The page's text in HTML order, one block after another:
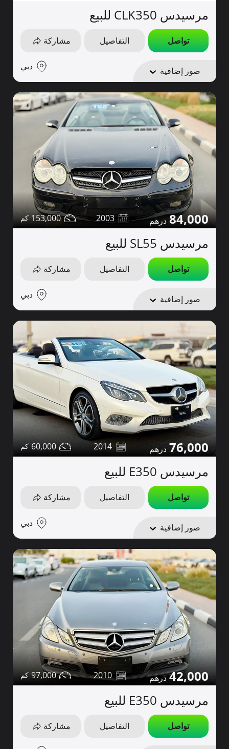
مرسيدس CLK350 للبيع
تواصل التفاصيل مشاركة
صور إضافية دبي
84,000
2003
153,000
مرسيدس SL55 للبيع
تواصل التفاصيل مشاركة
صور إضافية دبي
76,000
2014
60,000
مرسيدس E350 للبيع
تواصل التفاصيل مشاركة
صور إضافية دبي
42,000
2010
97,000
مرسيدس E350 للبيع
تواصل التفاصيل مشاركة